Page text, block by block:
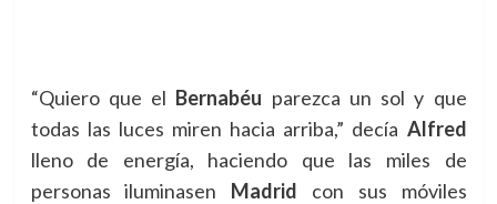
“Quiero que el Bernabéu parezca un sol y que
todas las luces miren hacia arriba,” decía Alfred
lleno de energía, haciendo que las miles de
personas iluminasen Madrid con sus móviles